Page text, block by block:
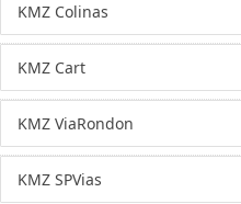
KMZ Colinas
KMZ Cart
KMZ ViaRondon
KMZ SPVias